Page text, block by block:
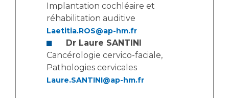
Les recherches en santé à l’AP-HM
Lieu de santé sans tabac
Implantation cochléaire et
réhabilitation auditive
Laetitia.ROS@ap-hm.fr
Dr Laure SANTINI
Cancérologie cervico-faciale,
Pathologies cervicales
Laure.SANTINI@ap-hm.fr